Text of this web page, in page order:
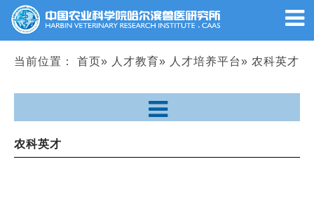
当前位置： 首页» 人才教育» 人才培养平台» 农科英才
农科英才